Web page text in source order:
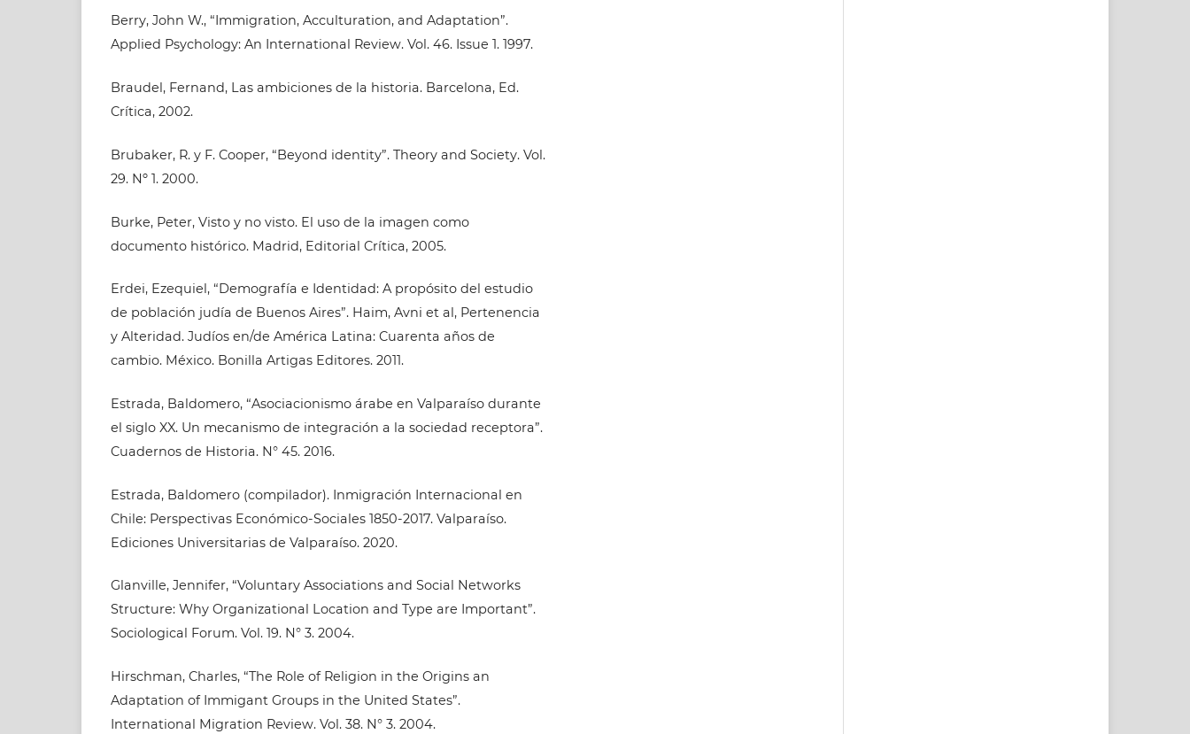
Berry, John W., “Immigration, Acculturation, and Adaptation”.
Applied Psychology: An International Review. Vol. 46. Issue 1. 1997.
Braudel, Fernand, Las ambiciones de la historia. Barcelona, Ed.
Crítica, 2002.
Brubaker, R. y F. Cooper, “Beyond identity”. Theory and Society. Vol.
29. Nº 1. 2000.
Burke, Peter, Visto y no visto. El uso de la imagen como
documento histórico. Madrid, Editorial Crítica, 2005.
Erdei, Ezequiel, “Demografía e Identidad: A propósito del estudio
de población judía de Buenos Aires”. Haim, Avni et al, Pertenencia
y Alteridad. Judíos en/de América Latina: Cuarenta años de
cambio. México. Bonilla Artigas Editores. 2011.
Estrada, Baldomero, “Asociacionismo árabe en Valparaíso durante
el siglo XX. Un mecanismo de integración a la sociedad receptora”.
Cuadernos de Historia. N° 45. 2016.
Estrada, Baldomero (compilador). Inmigración Internacional en
Chile: Perspectivas Económico-Sociales 1850-2017. Valparaíso.
Ediciones Universitarias de Valparaíso. 2020.
Glanville, Jennifer, “Voluntary Associations and Social Networks
Structure: Why Organizational Location and Type are Important”.
Sociological Forum. Vol. 19. N° 3. 2004.
Hirschman, Charles, “The Role of Religion in the Origins an
Adaptation of Immigant Groups in the United States”.
International Migration Review. Vol. 38. N° 3. 2004.